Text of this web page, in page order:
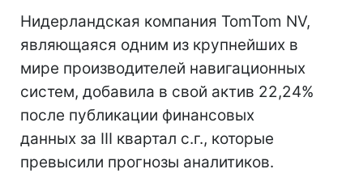
Нидерландская компания TomTom NV,
являющаяся одним из крупнейших в
мире производителей навигационных
систем, добавила в свой актив 22,24%
после публикации финансовых
данных за III квартал с.г., которые
превысили прогнозы аналитиков.